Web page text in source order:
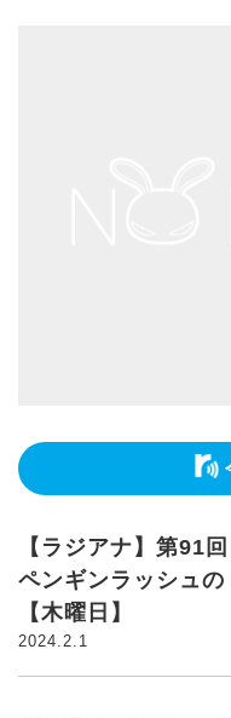
【ラジアナ】第91
ペンギンラッシュ
【木曜日】
2024.2.1